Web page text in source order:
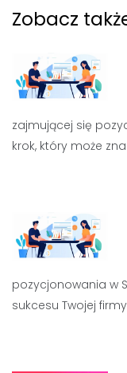
Zobacz
zajmującej się
krok, który może
pozycjonowania w
sukcesu Twojej